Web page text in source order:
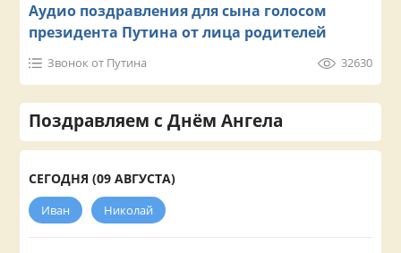
Аудио поздравления для сына голосом
президента Путина от лица родителей
Звонок от Путина 32630
Поздравляем с Днём Ангела
СЕГОДНЯ (09 АВГУСТА)
Иван Николай